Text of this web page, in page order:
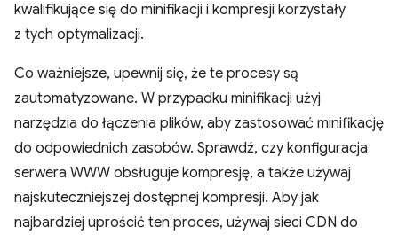
kwalifikujące się do minifikacji i kompresji korzystały
z tych optymalizacji.
Co ważniejsze, upewnij się, że te procesy są
zautomatyzowane. W przypadku minifikacji użyj
narzędzia do łączenia plików, aby zastosować minifikację
do odpowiednich zasobów. Sprawdź, czy konfiguracja
serwera WWW obsługuje kompresję, a także używaj
najskuteczniejszej dostępnej kompresji. Aby jak
najbardziej uprościć ten proces, używaj sieci CDN do